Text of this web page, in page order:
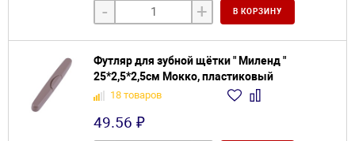
- + В КОРЗИНУ
Футляр для зубной щётки " Миленд "
25*2,5*2,5см Мокко, пластиковый
18 товаров
49.56 ₽